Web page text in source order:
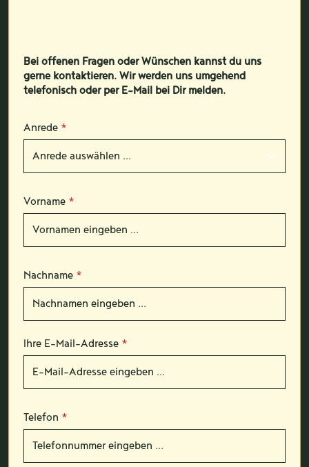
Bei offenen Fragen oder Wünschen kannst du uns
gerne kontaktieren. Wir werden uns umgehend
telefonisch oder per E-Mail bei Dir melden.
Anrede *
Vorname *
Nachname *
Ihre E-Mail-Adresse *
Telefon *